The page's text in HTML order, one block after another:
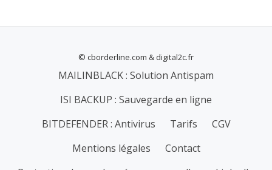
© cborderline.com & digital2c.fr
MAILINBLACK : Solution Antispam
ISI BACKUP : Sauvegarde en ligne
BITDEFENDER : Antivirus
Tarifs
CGV
Mentions légales
Contact